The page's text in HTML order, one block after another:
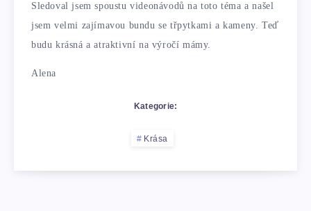
Sledoval jsem spoustu videonávodů na toto téma a našel
jsem velmi zajímavou bundu se třpytkami a kameny. Teď
budu krásná a atraktivní na výročí mámy.
Alena
Kategorie:
Krása